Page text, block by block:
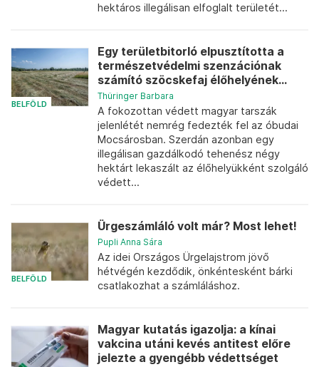
hektáros illegálisan elfoglalt területét...
BELFÖLD
Egy területbitorló elpusztította a
természetvédelmi szenzációnak
számító szöcskefaj élőhelyének...
Thüringer Barbara
A fokozottan védett magyar tarszák
jelenlétét nemrég fedezték fel az óbudai
Mocsárosban. Szerdán azonban egy
illegálisan gazdálkodó tehenész négy
hektárt lekaszált az élőhelyükként szolgáló
védett...
BELFÖLD
Ürgeszámláló volt már? Most lehet!
Pupli Anna Sára
Az idei Országos Ürgelajstrom jövő
hétvégén kezdődik, önkéntesként bárki
csatlakozhat a számláláshoz.
Magyar kutatás igazolja: a kínai
vakcina utáni kevés antitest előre
jelezte a gyengébb védettséget